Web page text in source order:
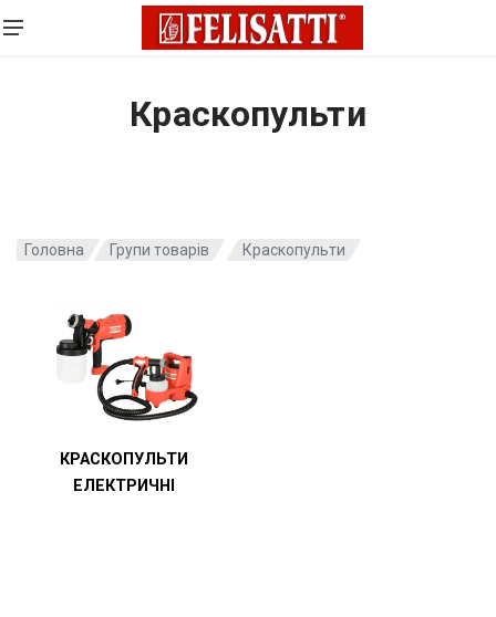
Краскопульти
Головна Групи товарів Краскопульти
КРАСКОПУЛЬТИ
ЕЛЕКТРИЧНІ